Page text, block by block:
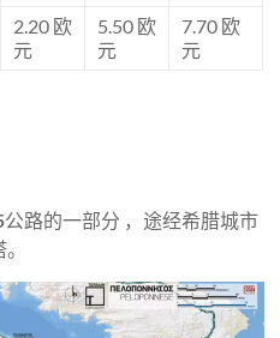
2.20 欧
元
5.50 欧
元
7.70 欧
元
公路的一部分 ，途经希腊城市